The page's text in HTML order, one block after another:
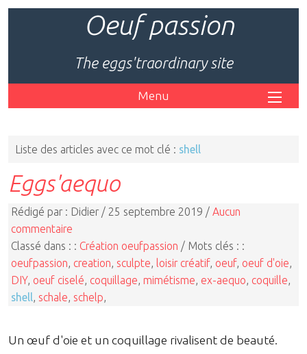
Oeuf passion
The eggs'traordinary site
Menu
Liste des articles avec ce mot clé : shell
Eggs'aequo
Rédigé par : Didier / 25 septembre 2019 / Aucun
commentaire
Classé dans : : Création oeufpassion / Mots clés : :
oeufpassion creation sculpte loisir créatif, oeuf, oeuf d'oie
DIY, oeuf ciselé coquillage mimétisme ex-aequo coquille
shell
schale schelp
Un œuf d'oie et un coquillage rivalisent de beauté.